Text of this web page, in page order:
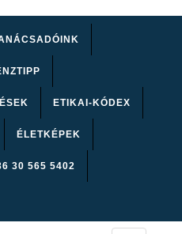
ETIKAI-KÓDEX
ÉLETKÉPEK
30 565 5402